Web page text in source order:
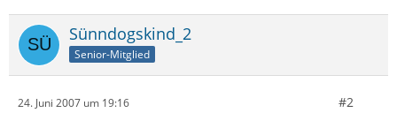
Sünndogskind_2
Senior-Mitglied
24. Juni 2007 um 19:16 #2